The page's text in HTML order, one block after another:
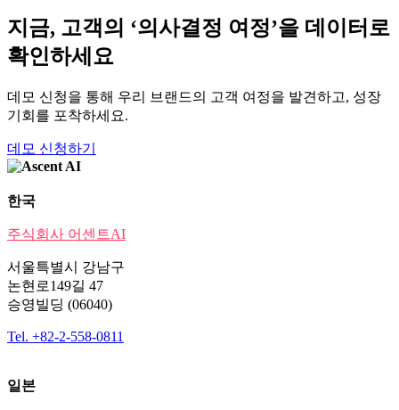
지금, 고객의 ‘의사결정 여정’을 데이터로
확인하세요
데모 신청을 통해 우리 브랜드의 고객 여정을 발견하고, 성장
기회를 포착하세요.
데모 신청하기
한국
주식회사 어센트AI
서울특별시 강남구
논현로149길 47
승영빌딩 (06040)
Tel. +82-2-558-0811
일본